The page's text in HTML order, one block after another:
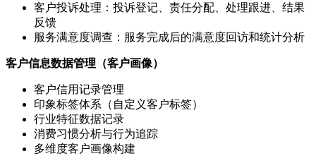
客户投诉处理：投诉登记、责任分配、处理跟进、结果
反馈
服务满意度调查：服务完成后的满意度回访和统计分析
客户信息数据管理（客户画像）
客户信用记录管理
印象标签体系（自定义客户标签）
行业特征数据记录
消费习惯分析与行为追踪
多维度客户画像构建